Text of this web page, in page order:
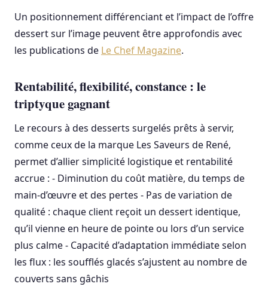
Un positionnement différenciant et l’impact de l’offre
dessert sur l’image peuvent être approfondis avec
les publications de Le Chef Magazine.
Rentabilité, flexibilité, constance : le
triptyque gagnant
Le recours à des desserts surgelés prêts à servir,
comme ceux de la marque Les Saveurs de René,
permet d’allier simplicité logistique et rentabilité
accrue : - Diminution du coût matière, du temps de
main-d’œuvre et des pertes - Pas de variation de
qualité : chaque client reçoit un dessert identique,
qu’il vienne en heure de pointe ou lors d’un service
plus calme - Capacité d’adaptation immédiate selon
les flux : les soufflés glacés s’ajustent au nombre de
couverts sans gâchis